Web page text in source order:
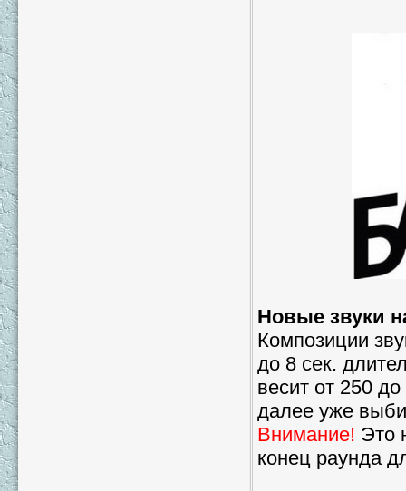
Новые звуки
Композиции
до 8 сек.
весит от 250
далее уже
Внимание! Это
конец раунда